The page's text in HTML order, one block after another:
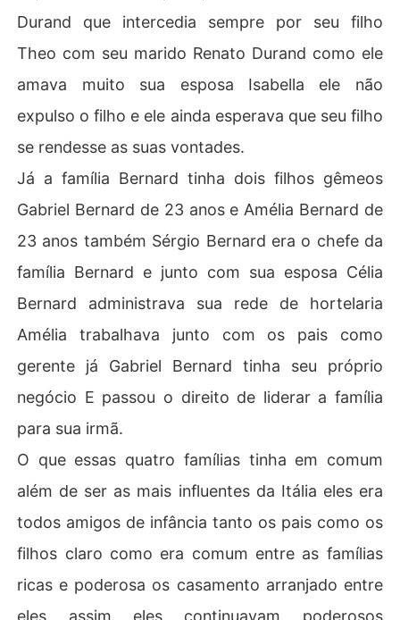
Durand que intercedia sempre por seu filho
Theo com seu marido Renato Durand como ele
amava muito sua esposa Isabella ele não
expulso o filho e ele ainda esperava que seu filho
se rendesse as suas vontades.
Já a família Bernard tinha dois filhos gêmeos
Gabriel Bernard de 23 anos e Amélia Bernard de
23 anos também Sérgio Bernard era o chefe da
família Bernard e junto com sua esposa Célia
Bernard administrava sua rede de hortelaria
Amélia trabalhava junto com os pais como
gerente já Gabriel Bernard tinha seu próprio
negócio E passou o direito de liderar a família
para sua irmã.
O que essas quatro famílias tinha em comum
além de ser as mais influentes da Itália eles era
todos amigos de infância tanto os pais como os
filhos claro como era comum entre as famílias
ricas e poderosa os casamento arranjado entre
eles assim eles continuavam poderosos